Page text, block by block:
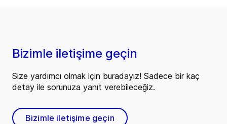
Bizimle iletişime geçin
Size yardımcı olmak için buradayız! Sadece bir kaç
detay ile sorunuza yanıt verebileceğiz.
Bizimle iletişime geçin